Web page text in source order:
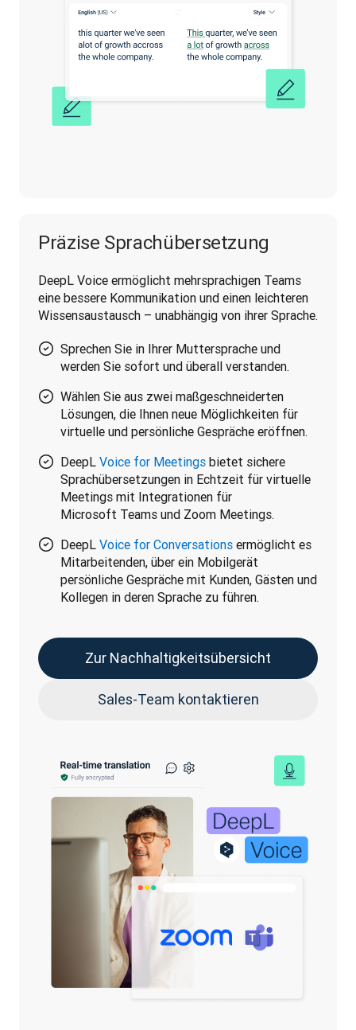
Präzise Sprachübersetzung
DeepL Voice ermöglicht mehrsprachigen Teams
eine bessere Kommunikation und einen leichteren
Wissensaustausch – unabhängig von ihrer Sprache.
Sprechen Sie in Ihrer Muttersprache und
werden Sie sofort und überall verstanden.
Wählen Sie aus zwei maßgeschneiderten
Lösungen, die Ihnen neue Möglichkeiten für
virtuelle und persönliche Gespräche eröffnen.
DeepL Voice for Meetings bietet sichere
Sprachübersetzungen in Echtzeit für virtuelle
Meetings mit Integrationen für
Microsoft Teams und Zoom Meetings.
DeepL Voice for Conversations ermöglicht es
Mitarbeitenden, über ein Mobilgerät
persönliche Gespräche mit Kunden, Gästen und
Kollegen in deren Sprache zu führen.
Zur Nachhaltigkeitsübersicht
Sales-Team kontaktieren